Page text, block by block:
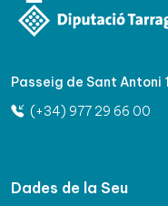
Passeig de Sant
(+34) 977 29 66 00
Dades de la Seu